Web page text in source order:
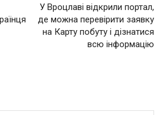
У Вроцлаві відкрили портал,
де можна перевірити заявку
на Карту побуту і дізнатися
всю інформацію